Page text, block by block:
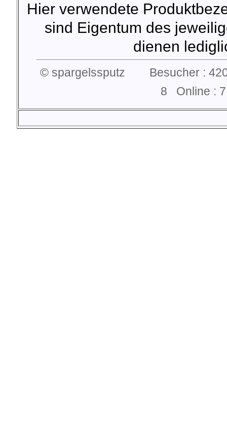
Hier verwendete
sind Eigentum des
dienen
© spargelssputz Besucher :
8 Online :